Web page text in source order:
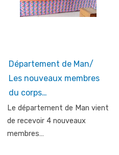
Département de Man/
Les nouveaux membres
du corps…
Le département de Man vient
de recevoir 4 nouveaux
membres…